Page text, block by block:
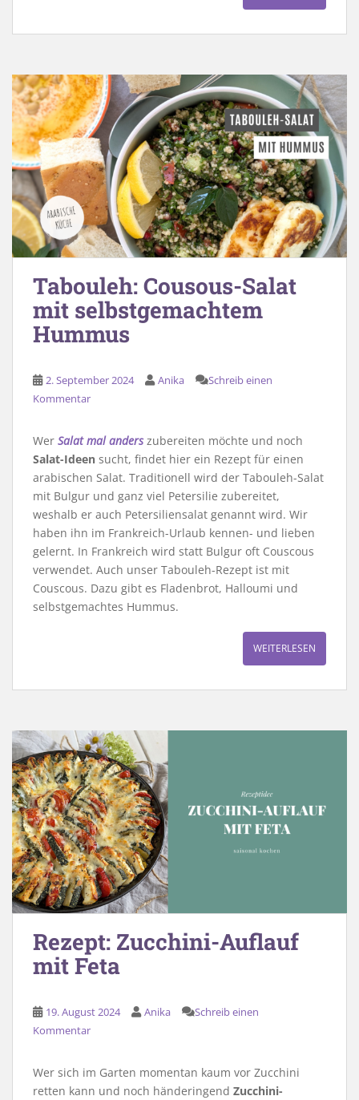
Tabouleh: Cousous-Salat
mit selbstgemachtem
Hummus
2. September 2024 Anika
Schreib einen
Kommentar
Wer Salat mal anderszubereiten möchte und noch
Salat-Ideen sucht, findet hier ein Rezept für einen
arabischen Salat. Traditionell wird der Tabouleh-Salat
mit Bulgur und ganz viel Petersilie zubereitet,
weshalb er auch Petersiliensalat genannt wird. Wir
haben ihn im Frankreich-Urlaub kennen- und lieben
gelernt. In Frankreich wird statt Bulgur oft Couscous
verwendet. Auch unser Tabouleh-Rezept ist mit
Couscous. Dazu gibt es Fladenbrot, Halloumi und
selbstgemachtes Hummus.
WEITERLESEN
Rezept: Zucchini-Auflauf
mit Feta
19. August 2024 Anika
Schreib einen
Kommentar
Wer sich im Garten momentan kaum vor Zucchini
retten kann und noch händeringend Zucchini-